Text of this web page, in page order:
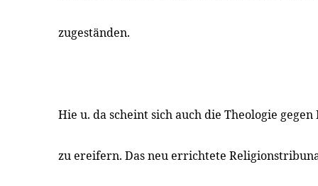
zugeständen.
Hie u. da scheint sich auch die Theologie
zu ereifern. Das neu errichtete